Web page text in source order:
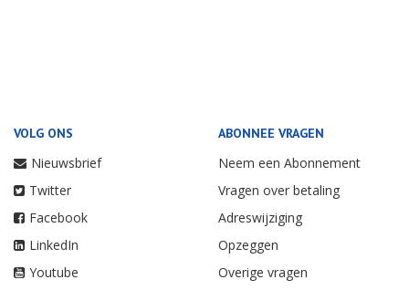
VOLG ONS
Nieuwsbrief
Twitter
Facebook
LinkedIn
Youtube
ABONNEE VRAGEN
Neem een Abonnement
Vragen over betaling
Adreswijziging
Opzeggen
Overige vragen